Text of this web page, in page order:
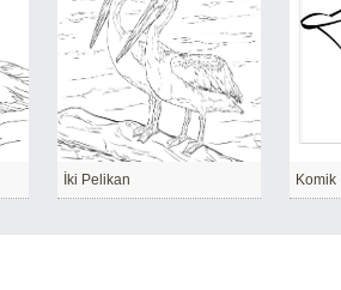
İki Pelikan Komik